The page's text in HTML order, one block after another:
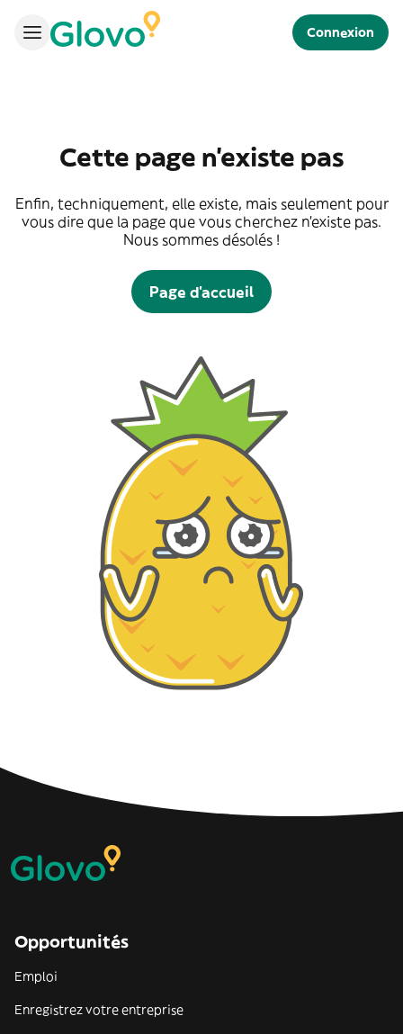
Connexion
Cette page n'existe pas
Enfin, techniquement, elle existe, mais seulement pour
vous dire que la page que vous cherchez n'existe pas.
Nous sommes désolés !
Page d'accueil
Opportunités
Emploi
Enregistrez votre entreprise